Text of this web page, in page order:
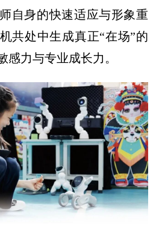
自身的快速适应与形象重
共处中生成真正“在场”的
感力与专业成长力。